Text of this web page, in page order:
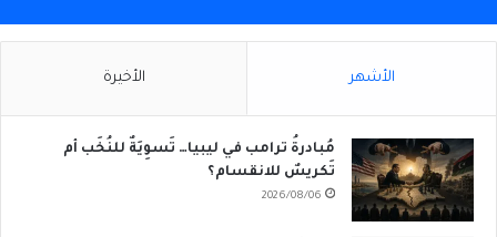
الأشهر الأخيرة
مُبادرةُ ترامب في ليبيا… تَسوِيَةٌ للنُخَب أم
تَكريسٌ للانقسام؟
2026/08/06